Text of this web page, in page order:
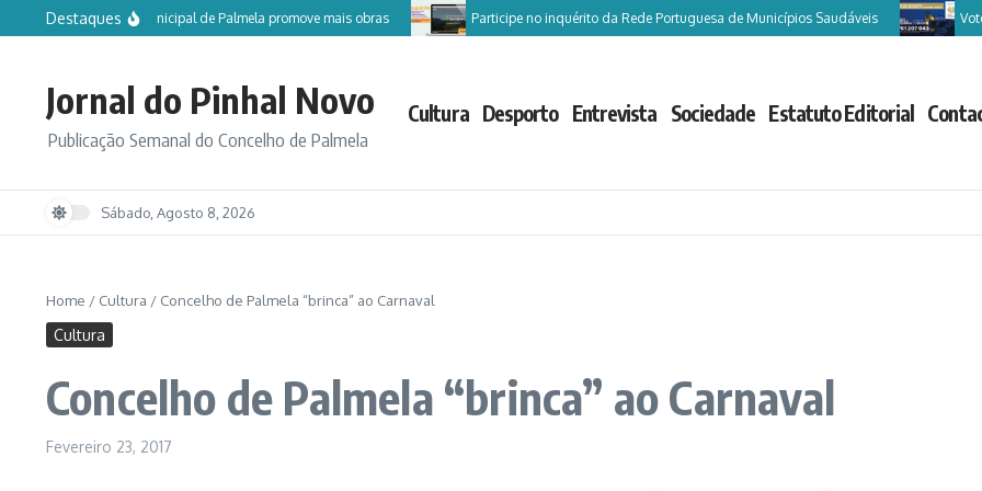
Ir para o conteúdo
Destaques
Câmara Municipal de Palmela promove mais obras Participe no inquérito da Rede Portuguesa de Municípios Saudáveis Vote
Jornal do Pinhal Novo
Publicação Semanal do Concelho de Palmela
Cultura Desporto Entrevista Sociedade Estatuto Editorial
Sábado, Agosto 8, 2026
Home / Cultura / Concelho de Palmela “brinca” ao Carnaval
Cultura
Concelho de Palmela “brinca” ao Carnaval
Fevereiro 23, 2017